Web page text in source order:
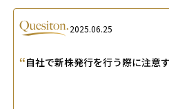
2025.06.25
“自社で新株発行を行う際に注意